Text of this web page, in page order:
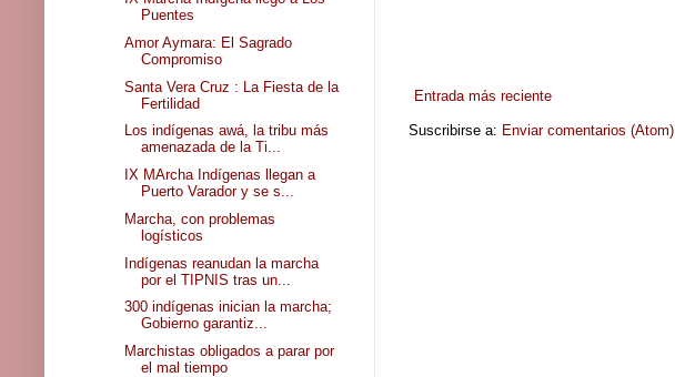
Entrada más reciente
Suscribirse a: Enviar comentarios (Atom)
Puentes
Amor Aymara: El Sagrado
Compromiso
Santa Vera Cruz : La Fiesta de la
Fertilidad
Los indígenas awá, la tribu más
amenazada de la Ti...
IX MArcha Indígenas llegan a
Puerto Varador y se s...
Marcha, con problemas
logísticos
Indígenas reanudan la marcha
por el TIPNIS tras un...
300 indígenas inician la marcha;
Gobierno garantiz...
Marchistas obligados a parar por
el mal tiempo